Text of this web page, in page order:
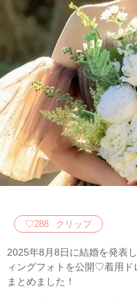
♡288 クリップ
2025年8月8日に結婚を発表
ィングフォトを公開♡着用ド
まとめました！